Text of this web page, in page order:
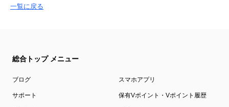
一覧に戻る
総合トップ メニュー
ブログ スマホアプリ
サポート 保有Vポイント・Vポイント履歴